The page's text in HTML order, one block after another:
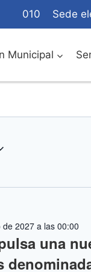
010 Sede
Municipal
una
2027 a las 00:00